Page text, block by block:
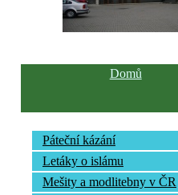
Domů
Páteční kázání
Letáky o islámu
Mešity a modlitebny v ČR